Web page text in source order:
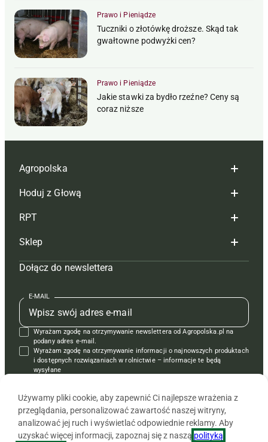
Prawo i Pieniądze
Tuczniki o złotówkę droższe. Skąd tak
gwałtowne podwyżki cen?
Prawo i Pieniądze
Jakie stawki za bydło rzeźne? Ceny są
coraz niższe
Agropolska
Redakcja
Reklama
Tagi
Mapa serwisu
Kontakt
Regulamin
Polityka prywatności
Hoduj z Głową
Hoduj z głową bydło
Hoduj z głową świnie
Prenumerata
Redakcja
Kontakt
Reklama
RPT
Redakcja
Prenumerata
Reklama
Kontakt
Krzyżówki
Sklep
Czasopisma i prenumerata
Książki
Regulamin
Dołącz do newslettera
E-MAIL
Wyrażam zgodę na otrzymywanie newslettera od Agropolska.pl na
podany adres e-mail.
Wyrażam zgodę na otrzymywanie informacji o najnowszych produktach
i dostępnych rozwiązaniach w rolnictwie – informacje te będą
wysyłane
Używamy pliki cookie, aby zapewnić Ci najlepsze wrażenia z
przeglądania, personalizować zawartość naszej witryny,
analizować jej ruch i wyświetlać odpowiednie reklamy. Aby
uzyskać więcej informacji, zapoznaj się z naszą polityką